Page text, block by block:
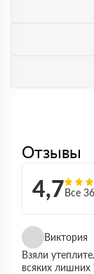
Отзывы
4,7Все
Виктория
Взяли
всяких лишних